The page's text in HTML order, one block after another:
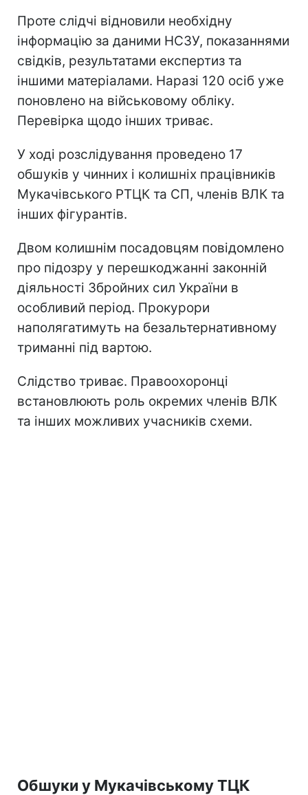
Проте слідчі відновили необхідну
інформацію за даними НСЗУ, показаннями
свідків, результатами експертиз та
іншими матеріалами. Наразі 120 осіб уже
поновлено на військовому обліку.
Перевірка щодо інших триває.
У ході розслідування проведено 17
обшуків у чинних і колишніх працівників
Мукачівського РТЦК та СП, членів ВЛК та
інших фігурантів.
Двом колишнім посадовцям повідомлено
про підозру у перешкоджанні законній
діяльності Збройних сил України в
особливий період. Прокурори
наполягатимуть на безальтернативному
триманні під вартою.
Слідство триває. Правоохоронці
встановлюють роль окремих членів ВЛК
та інших можливих учасників схеми.
Обшуки у Мукачівському ТЦК